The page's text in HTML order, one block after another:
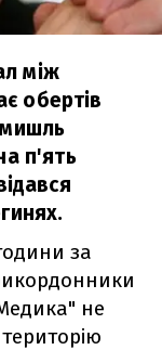
між
обертів
п'ять
за
не